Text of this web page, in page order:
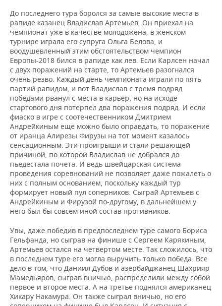
До последнего тура боролся за самые высокие места в
рапиде казанец Владислав Артемьев. Он приехал на
чемпионат уже в качестве молодожена, в женском
турнире играла его супруга Ольга Белова, и
воодушевленный этим обстоятельством чемпион
Европы-2018 бился в рапиде как лев. Если Карлсен начал
с двух поражений на старте, то Артемьев разогнался
очень резво. Каждый день чемпионата играли по пять
партий рапидом, и вот Владислав с тремя подряд
победами рванул с места в карьер, но на исходе
стартового дня потерпел два поражения подряд. И если
фиаско в игре с соотечественником Дмитрием
Андрейкиным еще можно было оправдать, то поражение
от иранца Алирезы Фирузы на тот момент казалось
сенсационным. Эти проигрыши и стали решающей
причиной, по которой Владислав не добрался до
пьедестала почета. И ведь швейцарская система
проведения соревнований не позволяет даже пожалеть о
них с полным основанием, поскольку каждый тур
формирует новый пул соперников. Сыграй Артемьев с
Андрейкиным и Фирузой по-другому, в дальнейшем у
него был бы совсем иной состав противников.
Увы, даже победив в предпоследнем туре самого Бориса
Гельфанда, но сыграв на финише с Сергеем Карякиным,
Артемьев остался на четвертом месте. Так сложилось, что
в последнем туре его могла выручить только победа. Все
дело в том, что Даниил Дубов и азербайджанец Шахрияр
Мамедьяров, сыграв вничью, распределили между собой
первое и второе места. А на третье поднялся американец
Хикару Накамура. Он также сыграл вничью, но его